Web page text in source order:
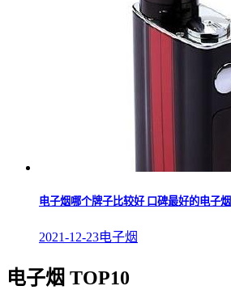
电子烟哪个牌子比较好 口碑最好的电子烟
2021-12-23电子烟
电子烟 TOP10